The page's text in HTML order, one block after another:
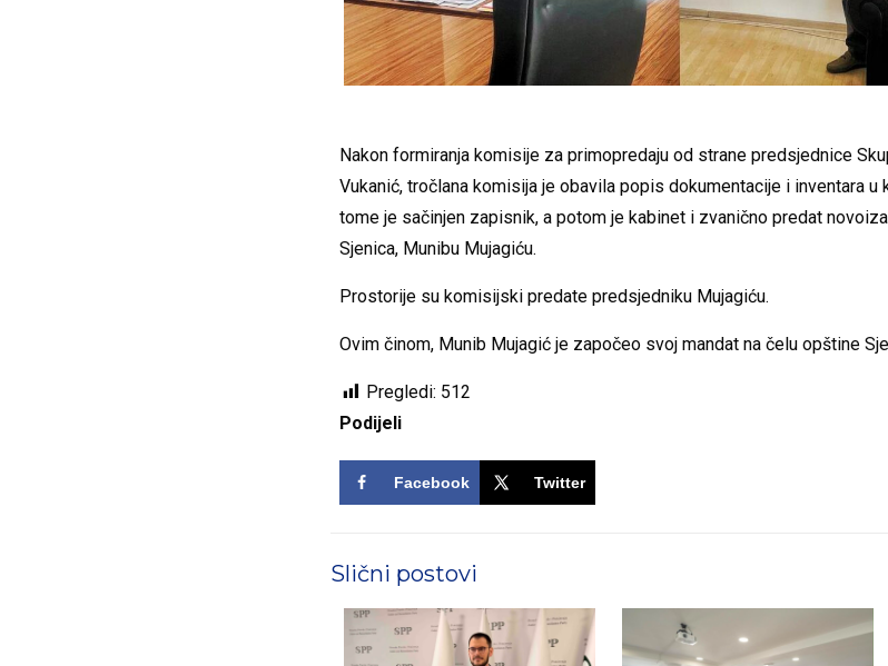
Nakon formiranja komisije za primopredaju od strane predsjednice
Vukanić, tročlana komisija je obavila popis dokumentacije i inventara u
tome je sačinjen zapisnik, a potom je kabinet i zvanično predat
Sjenica, Munibu Mujagiću.
Prostorije su komisijski predate predsjedniku Mujagiću.
Ovim činom, Munib Mujagić je započeo svoj mandat na čelu opštine
Pregledi: 512
Podijeli
Facebook Twitter
Slični postovi